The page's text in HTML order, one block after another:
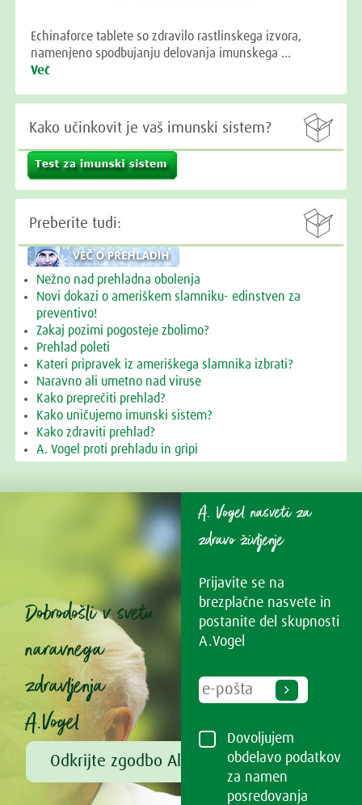
Echinaforce tablete so zdravilo rastlinskega izvora,
namenjeno spodbujanju delovanja imunskega …
Več

Kako učinkovit je vaš imunski sistem?

Preberite tudi:
Nežno nad prehladna obolenja
Novi dokazi o ameriškem slamniku- edinstven za
preventivo!
Zakaj pozimi pogosteje zbolimo?
Prehlad poleti
Kateri pripravek iz ameriškega slamnika izbrati?
Naravno ali umetno nad viruse
Kako preprečiti prehlad?
Kako uničujemo imunski sistem?
Kako zdraviti prehlad?
A. Vogel proti prehladu in gripi
Dobrodošli v svetu
naravnega
zdravljenja
A.Vogel
Odkrijte zgodbo Alfreda Vogla
A. Vogel nasveti za
zdravo življenje
Prijavite se na
brezplačne nasvete in
postanite del skupnosti
A.Vogel
Dovoljujem
obdelavo podatkov
za namen
posredovanja